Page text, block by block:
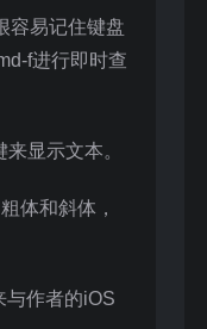
容易记住键盘
f进行即时查
显示文本。
体和斜体，
与作者的iOS